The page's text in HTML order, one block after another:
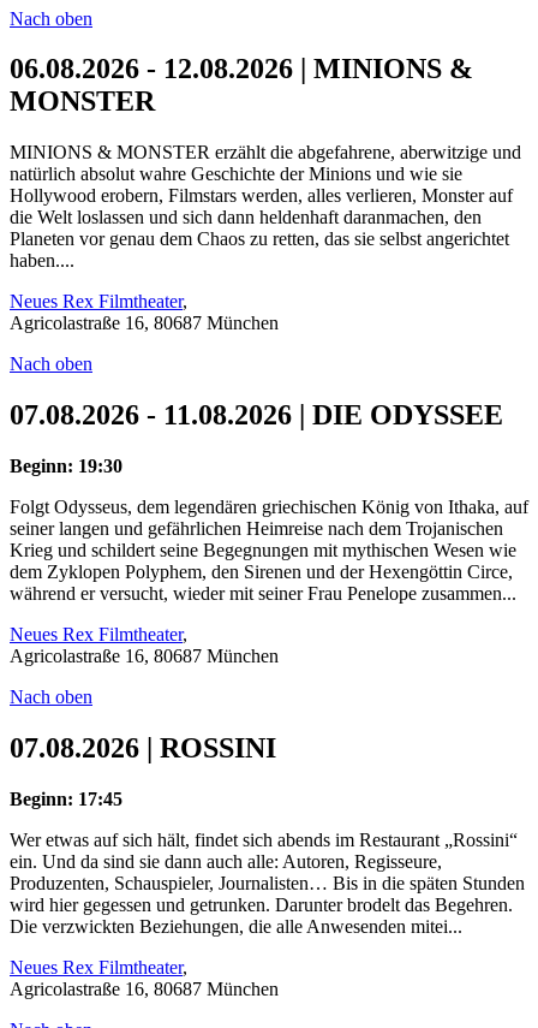
Nach oben
06.08.2026 - 12.08.2026 | MINIONS &
MONSTER
MINIONS & MONSTER erzählt die abgefahrene, aberwitzige und
natürlich absolut wahre Geschichte der Minions und wie sie
Hollywood erobern, Filmstars werden, alles verlieren, Monster auf
die Welt loslassen und sich dann heldenhaft daranmachen, den
Planeten vor genau dem Chaos zu retten, das sie selbst angerichtet
haben....
Neues Rex Filmtheater,
Agricolastraße 16, 80687 München
Nach oben
07.08.2026 - 11.08.2026 | DIE ODYSSEE
Beginn: 19:30
Folgt Odysseus, dem legendären griechischen König von Ithaka, auf
seiner langen und gefährlichen Heimreise nach dem Trojanischen
Krieg und schildert seine Begegnungen mit mythischen Wesen wie
dem Zyklopen Polyphem, den Sirenen und der Hexengöttin Circe,
während er versucht, wieder mit seiner Frau Penelope zusammen...
Neues Rex Filmtheater,
Agricolastraße 16, 80687 München
Nach oben
07.08.2026 | ROSSINI
Beginn: 17:45
Wer etwas auf sich hält, findet sich abends im Restaurant „Rossini“
ein. Und da sind sie dann auch alle: Autoren, Regisseure,
Produzenten, Schauspieler, Journalisten… Bis in die späten Stunden
wird hier gegessen und getrunken. Darunter brodelt das Begehren.
Die verzwickten Beziehungen, die alle Anwesenden mitei...
Neues Rex Filmtheater,
Agricolastraße 16, 80687 München